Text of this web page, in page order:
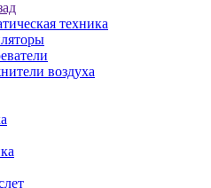
техника
воздуха